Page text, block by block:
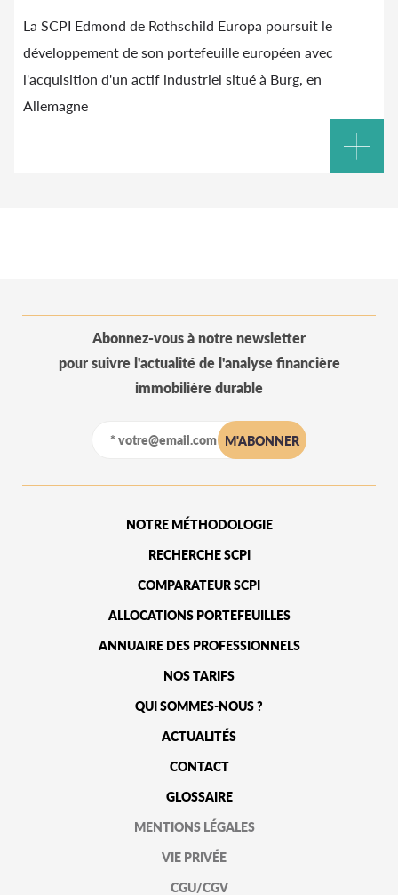
La SCPI Edmond de Rothschild Europa poursuit le
développement de son portefeuille européen avec
l'acquisition d'un actif industriel situé à Burg, en
Allemagne
Abonnez-vous à notre newsletter
pour suivre l'actualité de l'analyse financière
immobilière durable
NOTRE MÉTHODOLOGIE
RECHERCHE SCPI
COMPARATEUR SCPI
ALLOCATIONS PORTEFEUILLES
ANNUAIRE DES PROFESSIONNELS
NOS TARIFS
QUI SOMMES-NOUS ?
ACTUALITÉS
CONTACT
GLOSSAIRE
MENTIONS LÉGALES
VIE PRIVÉE
CGU/CGV